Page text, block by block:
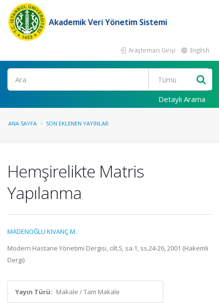
Akademik Veri Yönetim Sistemi
Araştırmacı Girişi English
Ara
Detaylı Arama
ANA SAYFA SON EKLENEN YAYINLAR
Hemşirelikte Matris
Yapılanma
MADENOĞLU KIVANÇ M.
Modern Hastane Yönetimi Dergisi, cilt.5, sa.1, ss.24-26, 2001 (Hakemli
Dergi)
Yayın Türü: Makale / Tam Makale